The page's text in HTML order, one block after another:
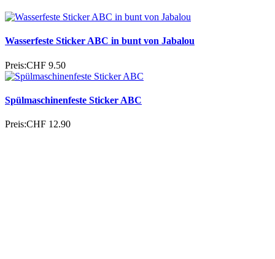
Wasserfeste Sticker ABC in bunt von Jabalou
Preis:CHF 9.50
Spülmaschinenfeste Sticker ABC
Preis:CHF 12.90